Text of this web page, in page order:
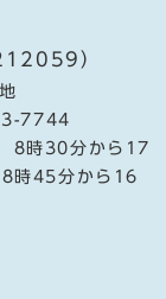
）
7744
8時30分から17
時45分から16